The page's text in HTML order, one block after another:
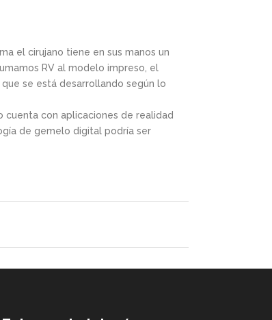
el cirujano tiene en sus manos un
RV al modelo impreso, el
se está desarrollando según lo
con aplicaciones de realidad
de gemelo digital podría ser